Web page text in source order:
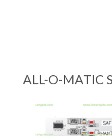
ALL-O-MATIC